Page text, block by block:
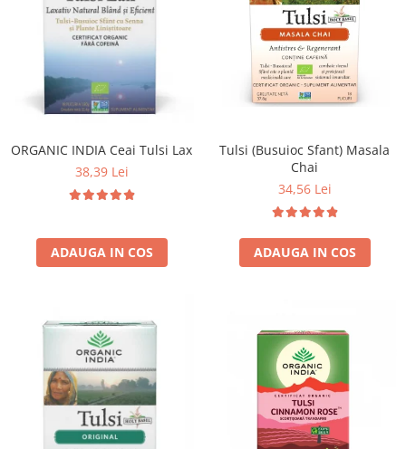
ORGANIC INDIA Ceai Tulsi Lax
38,39 Lei
ADAUGA IN COS
Tulsi (Busuioc Sfant) Masala
Chai
34,56 Lei
ADAUGA IN COS